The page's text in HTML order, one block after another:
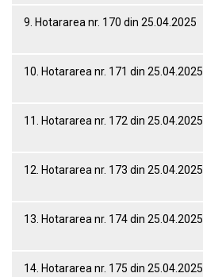
9. Hotararea nr. 170 din 25.04.2025
10. Hotararea nr. 171 din 25.04.2025
11. Hotararea nr. 172 din 25.04.2025
12. Hotararea nr. 173 din 25.04.2025
13. Hotararea nr. 174 din 25.04.2025
14. Hotararea nr. 175 din 25.04.2025